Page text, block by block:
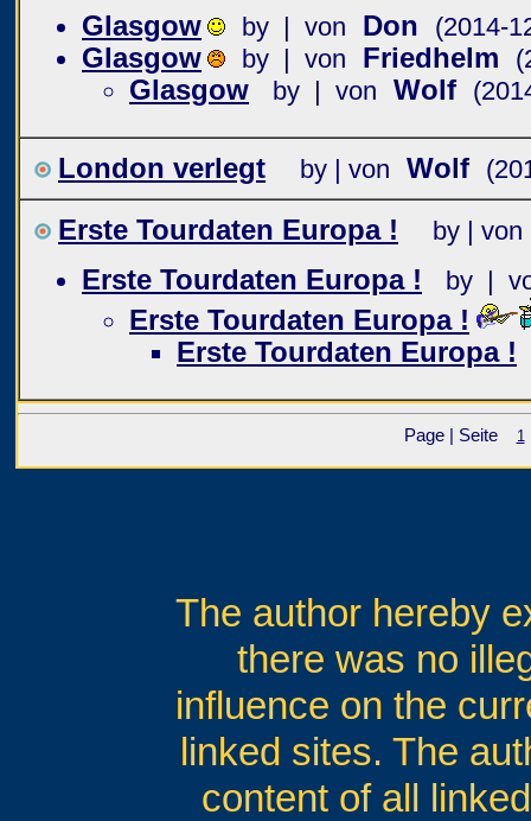
Glasgow by | von Don (2014-
Glasgow by | von Friedhelm
Glasgow by | von Wolf
London verlegt by | von Wolf
Erste Tourdaten Europa ! by | von
Erste Tourdaten Europa ! by |
Erste Tourdaten Europa !
Erste Tourdaten Europa !
Page | Seite 1
The author hereby
there was no
influence on the
linked sites. The
content of all